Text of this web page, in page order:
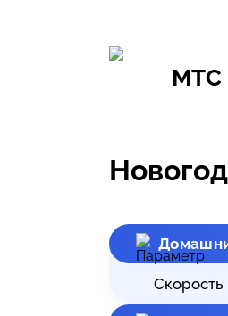
МТС
Скорость